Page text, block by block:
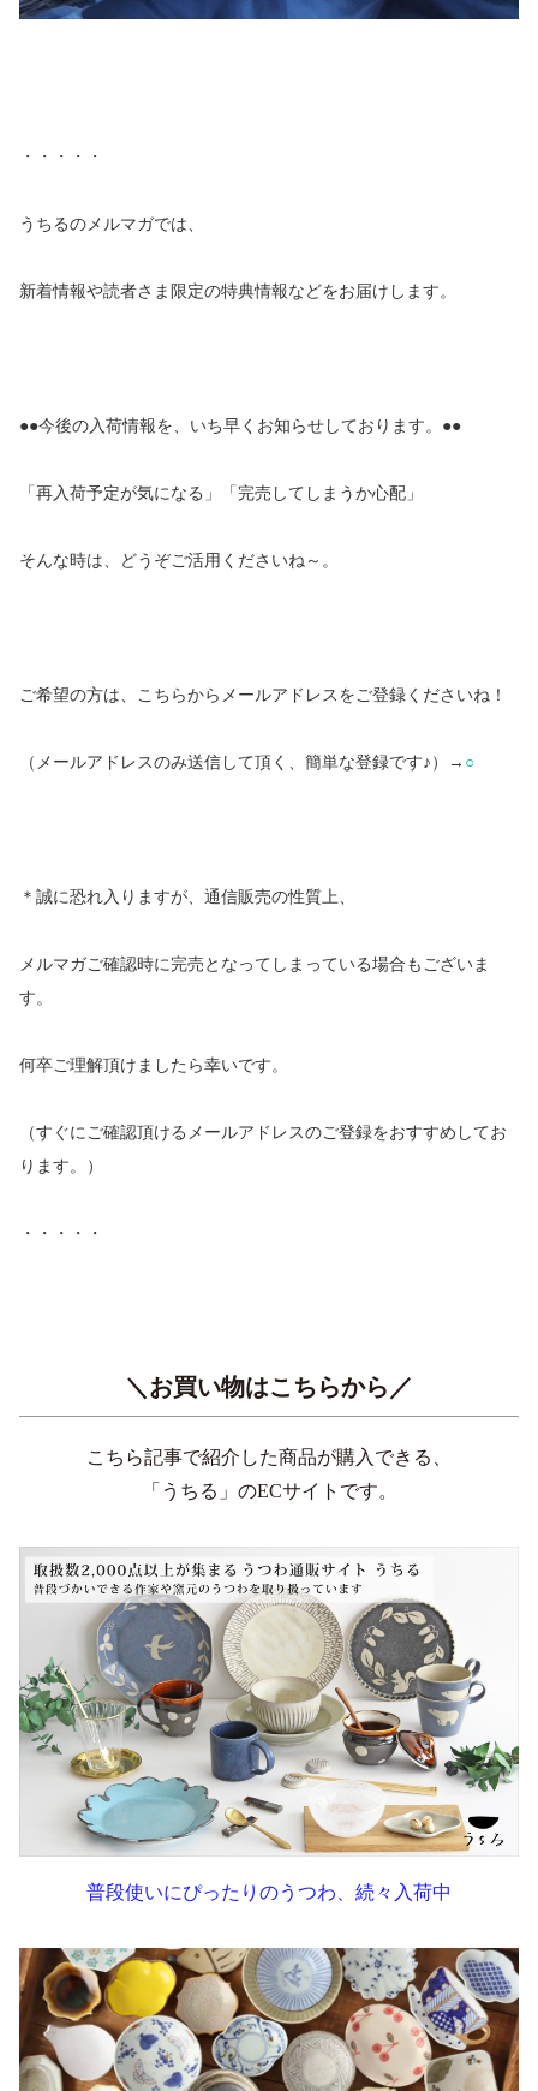
・・・・・
うちるのメルマガでは、
新着情報や読者さま限定の特典情報などをお届けします。
●●今後の入荷情報を、いち早くお知らせしております。●●
「再入荷予定が気になる」「完売してしまうか心配」
そんな時は、どうぞご活用くださいね～。
ご希望の方は、こちらからメールアドレスをご登録くださいね！
（メールアドレスのみ送信して頂く、簡単な登録です♪）→ ○
＊誠に恐れ入りますが、通信販売の性質上、
メルマガご確認時に完売となってしまっている場合もございま
す。
何卒ご理解頂けましたら幸いです。
（すぐにご確認頂けるメールアドレスのご登録をおすすめしてお
ります。）
・・・・・
＼お買い物はこちらから／
こちら記事で紹介した商品が購入できる、
「うちる」のECサイトです。
普段使いにぴったりのうつわ、続々入荷中